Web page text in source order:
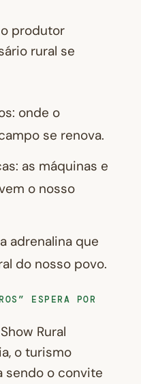
produtor
rural se
onde o
se renova.
as máquinas e
o nosso
adrenalina que
do nosso povo.
ESPERA POR
Rural
o turismo
sendo o convite